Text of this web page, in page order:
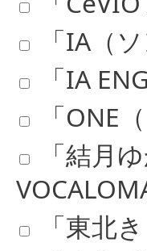
「IA（
「IA
「ONE
「結月
「東北